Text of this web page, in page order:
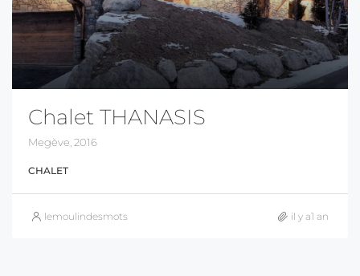
Chalet THANASIS
Megève, 2016
CHALET
lemoulindesmots il y a1 an